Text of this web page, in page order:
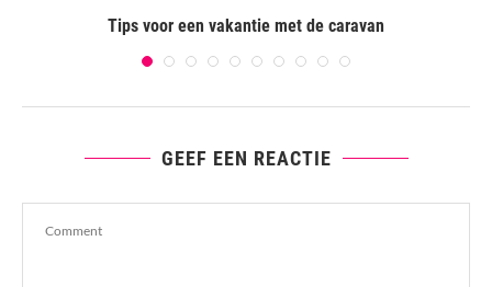
Tips voor een vakantie met de caravan
GEEF EEN REACTIE